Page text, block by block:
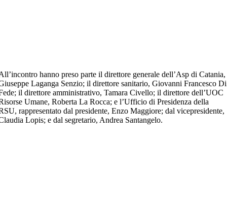
hanno preso parte il direttore generale dell’Asp di Catania,
Laganga Senzio; il direttore sanitario, Giovanni Francesco Di
il direttore amministrativo, Tamara Civello; il direttore dell’UOC
Umane, Roberta La Rocca; e l’Ufficio di Presidenza della
rappresentato dal presidente, Enzo Maggiore; dal vicepresidente,
Lopis; e dal segretario, Andrea Santangelo.